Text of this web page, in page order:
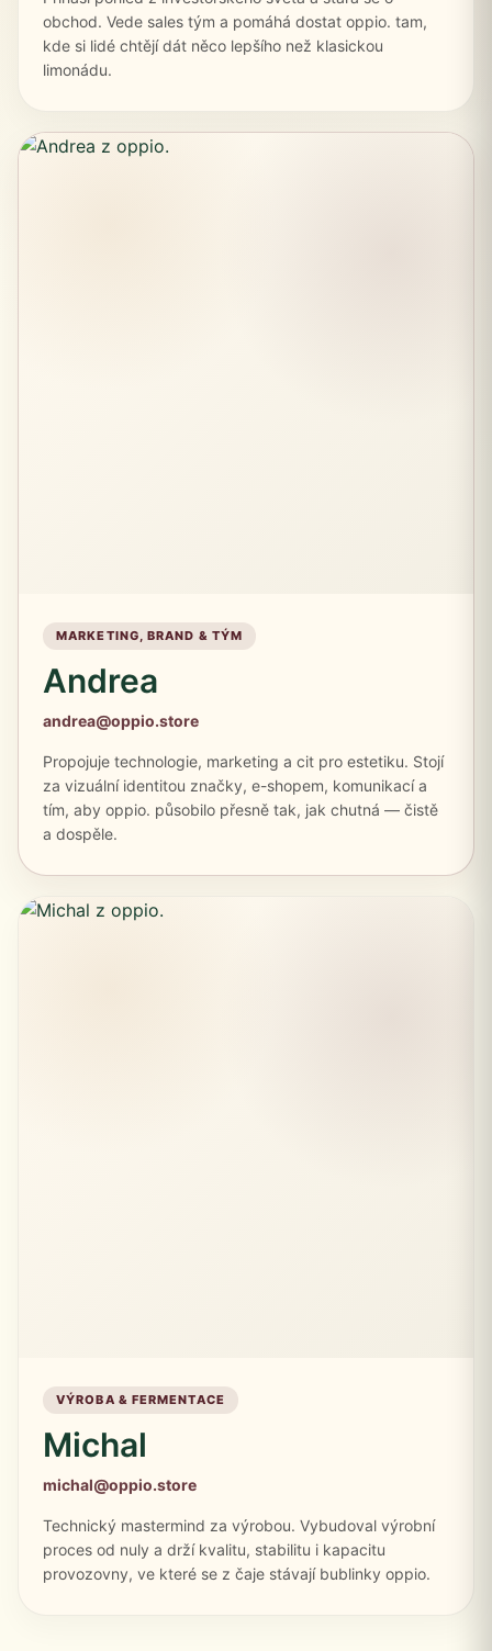
obchod. Vede sales tým a pomáhá dostat oppio. tam,
kde si lidé chtějí dát něco lepšího než klasickou
limonádu.
MARKETING, BRAND & TÝM
Andrea
andrea@oppio.store
Propojuje technologie, marketing a cit pro estetiku. Stojí
za vizuální identitou značky, e-shopem, komunikací a
tím, aby oppio. působilo přesně tak, jak chutná — čistě
a dospěle.
VÝROBA & FERMENTACE
Michal
michal@oppio.store
Technický mastermind za výrobou. Vybudoval výrobní
proces od nuly a drží kvalitu, stabilitu i kapacitu
provozovny, ve které se z čaje stávají bublinky oppio.